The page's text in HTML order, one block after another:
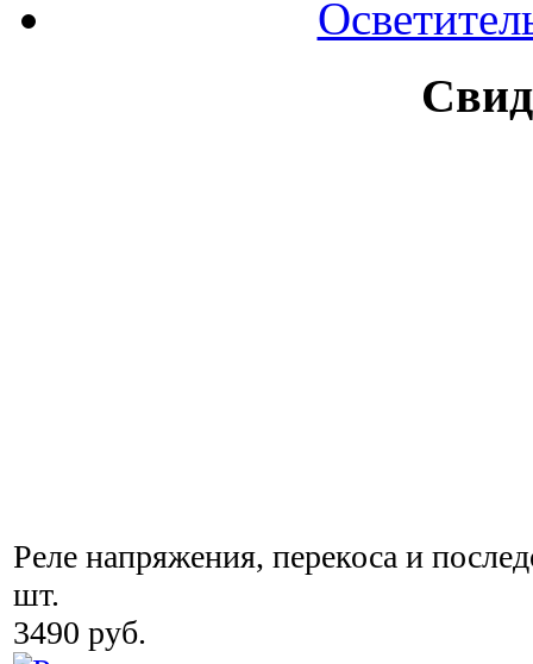
Реле напряжения, перекоса и
шт.
3490 руб.